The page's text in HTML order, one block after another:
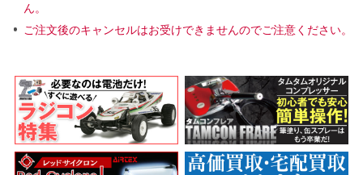
ん。
ご注文後のキャンセルはお受けできませんのでご注意ください。